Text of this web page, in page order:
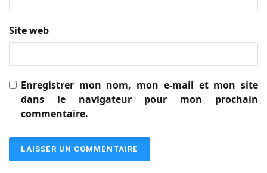
Site web
Enregistrer mon nom, mon e-mail et mon site
dans le navigateur pour mon prochain
commentaire.